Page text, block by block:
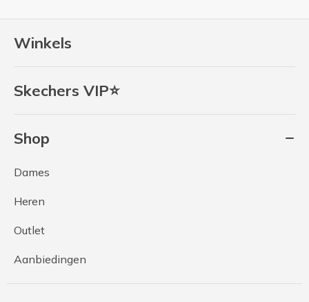
Winkels
Skechers VIP⭐
Shop
Dames
Heren
Outlet
Aanbiedingen